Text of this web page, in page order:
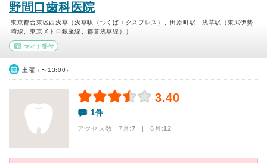
野間口歯科医院
東京都台東区西浅草（浅草駅（つくばエクスプレス）、田原町駅、浅草駅（東武伊勢
崎線、東京メトロ銀座線、都営浅草線））
マイナ受付
土曜（〜13:00）
3.40
1件
アクセス数 7月:7 | 6月:12